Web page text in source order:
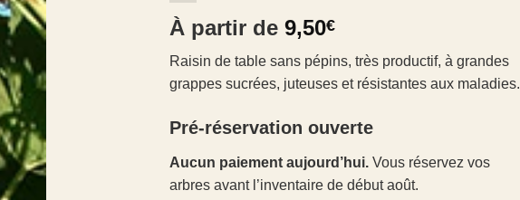
À partir de 9,50€
Raisin de table sans pépins, très productif, à grandes
grappes sucrées, juteuses et résistantes aux maladies.
Pré-réservation ouverte
Aucun paiement aujourd’hui. Vous réservez vos
arbres avant l’inventaire de début août.